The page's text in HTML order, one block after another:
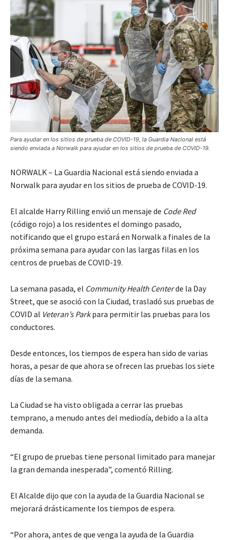
Para ayudar en los sitios de prueba de COVID-19, la Guardia Nacional está
siendo enviada a Norwalk para ayudar en los sitios de prueba de COVID-19.
NORWALK – La Guardia Nacional está siendo enviada a
Norwalk para ayudar en los sitios de prueba de COVID-19.
El alcalde Harry Rilling envió un mensaje de Code Red
(código rojo) a los residentes el domingo pasado,
notificando que el grupo estará en Norwalk a finales de la
próxima semana para ayudar con las largas filas en los
centros de pruebas de COVID-19.
La semana pasada, el Community Health Centerde la Day
Street, que se asoció con la Ciudad, trasladó sus pruebas de
COVID al Veteran’s Parkpara permitir las pruebas para los
conductores.
Desde entonces, los tiempos de espera han sido de varias
horas, a pesar de que ahora se ofrecen las pruebas los siete
días de la semana.
La Ciudad se ha visto obligada a cerrar las pruebas
temprano, a menudo antes del mediodía, debido a la alta
demanda.
“El grupo de pruebas tiene personal limitado para manejar
la gran demanda inesperada”, comentó Rilling.
El Alcalde dijo que con la ayuda de la Guardia Nacional se
mejorará drásticamente los tiempos de espera.
“Por ahora, antes de que venga la ayuda de la Guardia